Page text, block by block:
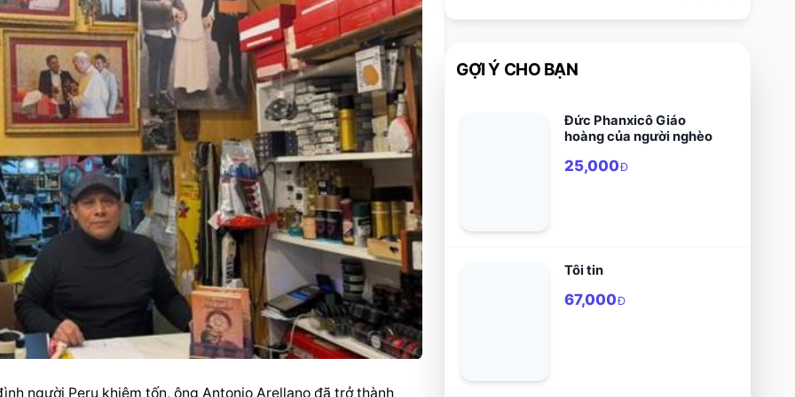
người Peru khiêm tốn, ông Antonio Arellano đã trở thành
GỢI Ý CHO BẠN
Đức Phanxicô Giáo
hoàng của người nghèo
25,000Đ
Tôi tin
67,000Đ